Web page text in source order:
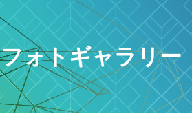
フォトギャラリー